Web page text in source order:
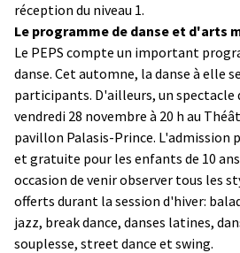
réception du niveau 1.
Le programme de danse et d'arts
Le PEPS compte un important
danse. Cet automne, la danse à elle
participants. D'ailleurs, un spectacle
vendredi 28 novembre à 20 h au
pavillon Palasis-Prince. L'admission
et gratuite pour les enfants de 10
occasion de venir observer tous les
offerts durant la session d'hiver:
jazz, break dance, danses latines,
souplesse, street dance et swing.